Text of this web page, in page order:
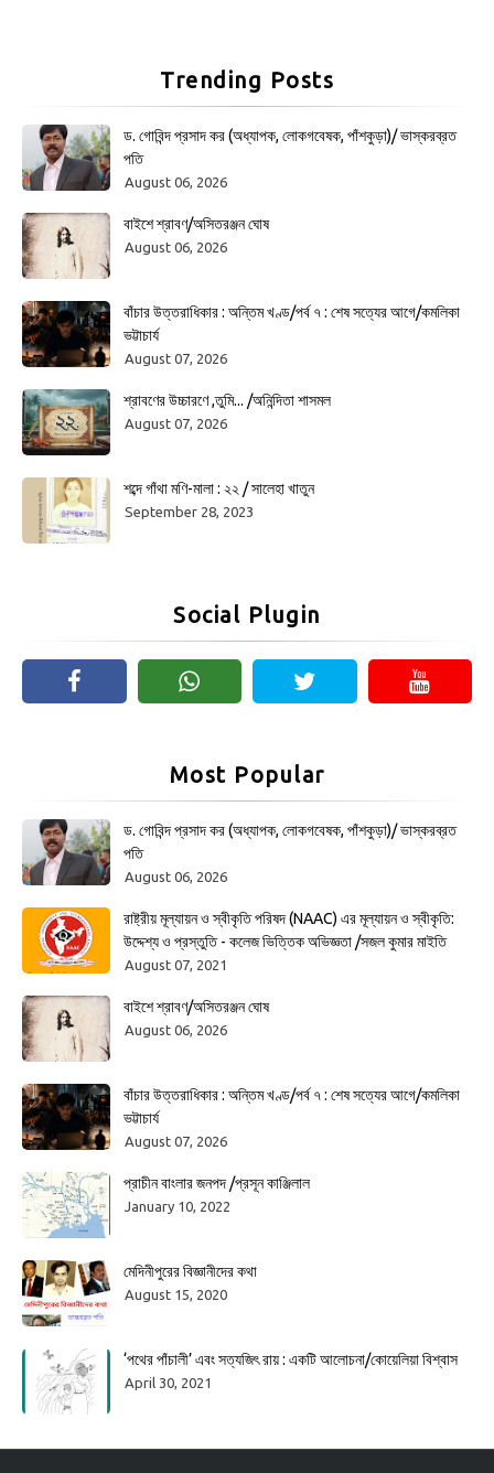
Trending Posts
ড. গোবিন্দ প্রসাদ কর (অধ্যাপক, লোকগবেষক, পাঁশকুড়া)/ ভাস্করব্রত
পতি
August 06, 2026
বাইশে শ্রাবণ/অসিতরঞ্জন ঘোষ
August 06, 2026
বাঁচার উত্তরাধিকার : অন্তিম খণ্ড/পর্ব ৭ : শেষ সত্যের আগে/কমলিকা
ভট্টাচার্য
August 07, 2026
শ্রাবণের উচ্চারণে ,তুমি... /অনিন্দিতা শাসমল
August 07, 2026
শব্দে গাঁথা মণি-মালা : ২২ / সালেহা খাতুন
September 28, 2023
Social Plugin
Most Popular
ড. গোবিন্দ প্রসাদ কর (অধ্যাপক, লোকগবেষক, পাঁশকুড়া)/ ভাস্করব্রত
পতি
August 06, 2026
রাষ্ট্রীয় মূল্যায়ন ও স্বীকৃতি পরিষদ (NAAC) এর মূল্যায়ন ও স্বীকৃতি:
উদ্দেশ্য ও প্রস্তুতি - কলেজ ভিত্তিক অভিজ্ঞতা /সজল কুমার মাইতি
August 07, 2021
বাইশে শ্রাবণ/অসিতরঞ্জন ঘোষ
August 06, 2026
বাঁচার উত্তরাধিকার : অন্তিম খণ্ড/পর্ব ৭ : শেষ সত্যের আগে/কমলিকা
ভট্টাচার্য
August 07, 2026
প্রাচীন বাংলার জনপদ /প্রসূন কাঞ্জিলাল
January 10, 2022
মেদিনীপুরের বিজ্ঞানীদের কথা
August 15, 2020
‘পথের পাঁচালী’ এবং সত্যজিৎ রায় : একটি আলোচনা/কোয়েলিয়া বিশ্বাস
April 30, 2021